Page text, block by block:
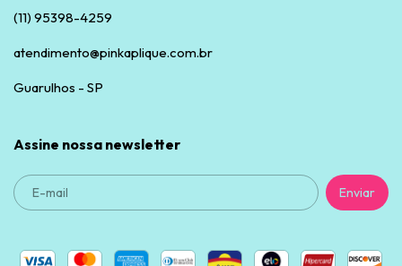
(11) 95398-4259
atendimento@pinkaplique.com.br
Guarulhos - SP
Assine nossa newsletter